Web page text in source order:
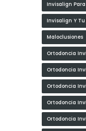
Invisalign
Invisalign Y Tu
Maloclusiones
Ortodoncia
Ortodoncia
Ortodoncia
Ortodoncia
Ortodoncia